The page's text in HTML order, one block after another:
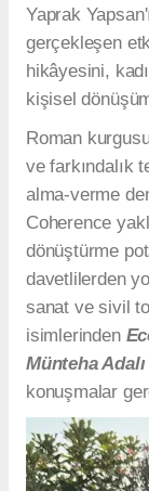
Yaprak
gerçekleşen
hikâyesini,
kişisel
Roman
ve farkındalık
alma-verme
Coherence
dönüştürme
davetlilerden
sanat ve sivil
isimlerinden
Münteha Adalı
konuşmalar